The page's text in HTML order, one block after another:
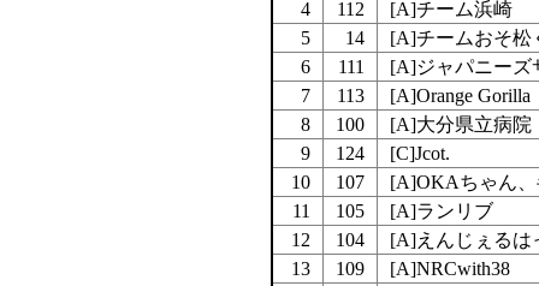
4
112
[A]チーム浜崎
5
14
[A]チームおそ松
6
111
[A]ジャパニーズ
7
113
[A]Orange Gorilla
8
100
[A]大分県立病
9
124
[C]Jcot.
10
107
[A]OKAちゃん
11
105
[A]ランリブ
12
104
[A]えんじぇるは
13
109
[A]NRCwith38